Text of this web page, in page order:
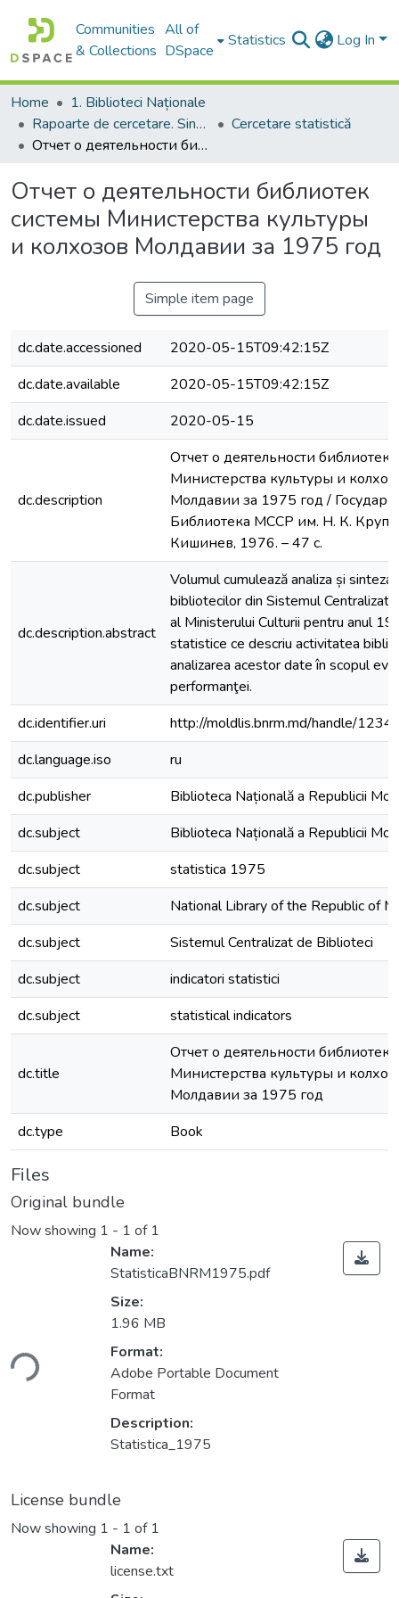
Communities
& Collections
All of
DSpace
Statistics Log In
Home
1. Biblioteci Naționale
Rapoarte de cercetare. Sinteze ale proiectelor. Comunicate
Cercetare statistică
Отчет о деятельности библиотек системы Министерства культуры и колхозов Молдавии за 1975 год
Отчет о деятельности библиотек
системы Министерства культуры
и колхозов Молдавии за 1975 год
Simple item page
dc.date.accessioned
2020-05-15T09:42:15Z
dc.date.available
2020-05-15T09:42:15Z
dc.date.issued
2020-05-15
dc.description
Отчет о деятельности библиотек
Министерства культуры и
Молдавии за 1975 год /
Библиотека МССР им. Н. К.
Кишинев, 1976. – 47 с.
dc.description.abstract
Volumul cumulează analiza și
bibliotecilor din Sistemul Centralizat
al Ministerului Culturii pentru anul
statistice ce descriu activitatea
analizarea acestor date în scopul
performanţei.
dc.identifier.uri
http://moldlis.bnrm.md/handle/
dc.language.iso
ru
dc.publisher
Biblioteca Națională a Republicii
dc.subject
Biblioteca Națională a Republicii
dc.subject
statistica 1975
dc.subject
National Library of the Republic of
dc.subject
Sistemul Centralizat de Biblioteci
dc.subject
indicatori statistici
dc.subject
statistical indicators
dc.title
Отчет о деятельности библиотек
Министерства культуры и
Молдавии за 1975 год
dc.type
Book
Files
Original bundle
Now showing 1 - 1 of 1
Name:
StatisticaBNRM1975.pdf
Size:
1.96 MB
Format:
Adobe Portable Document
Format
Description:
Statistica_1975
License bundle
Now showing 1 - 1 of 1
Name:
license.txt